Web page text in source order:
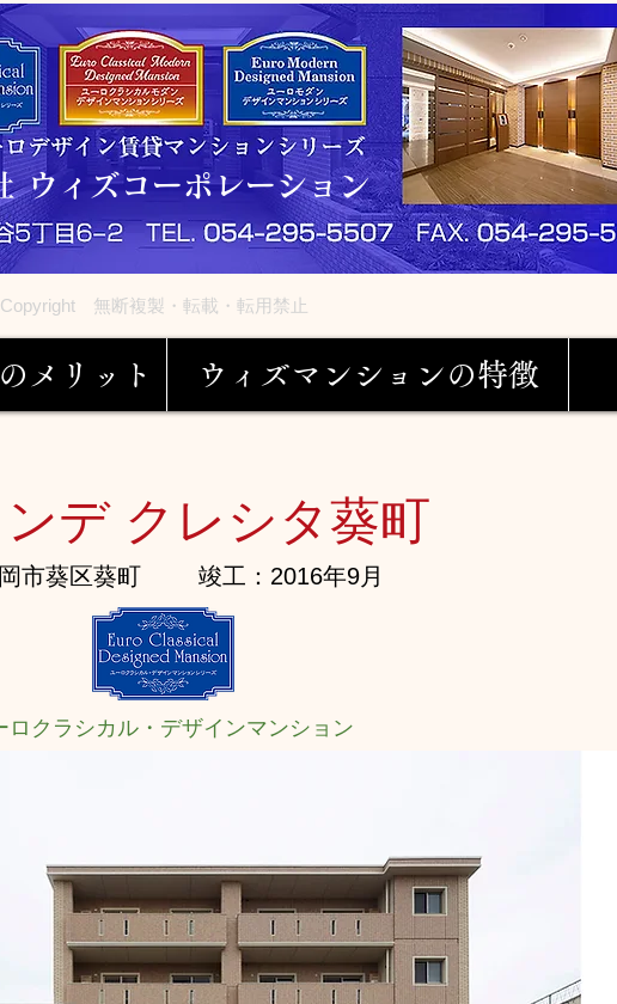
ウィズコーポレーション
無断複製・転載・転用禁止
メリット ウィズマンションの特徴
デ クレシタ葵町
市葵区葵町 竣工：2016年9月
ロクラシカル・デザインマンション